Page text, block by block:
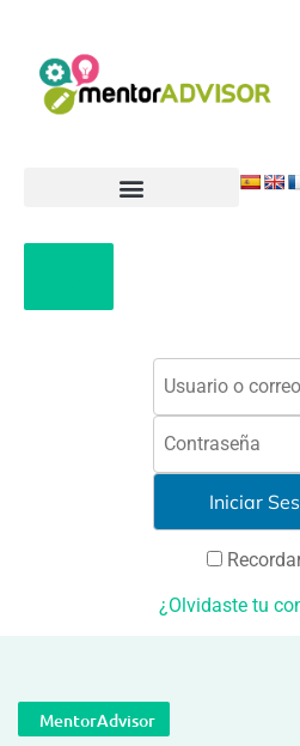
¿Olvidaste tu
MentorAdvisor